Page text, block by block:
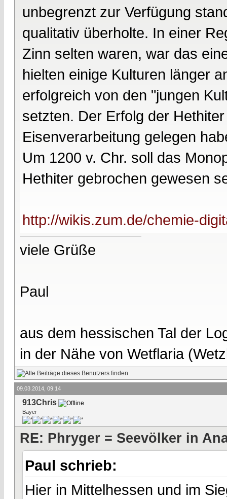
unbegrenzt zur Verfügung
qualitativ überholte. In einer
Zinn selten waren, war das
hielten einige Kulturen länger
erfolgreich von den "jungen
setzten. Der Erfolg der
Eisenverarbeitung gelegen
Um 1200 v. Chr. soll das
Hethiter gebrochen gewesen
http://wikis.zum.de/chemie-
viele Grüße
Paul
aus dem hessischen Tal der
in der Nähe von Wetflaria
09.03.2014, 09:14
913Chris
Bayer
RE: Phryger = Seevölker in
Paul schrieb:
Hier in Mittelhessen und im